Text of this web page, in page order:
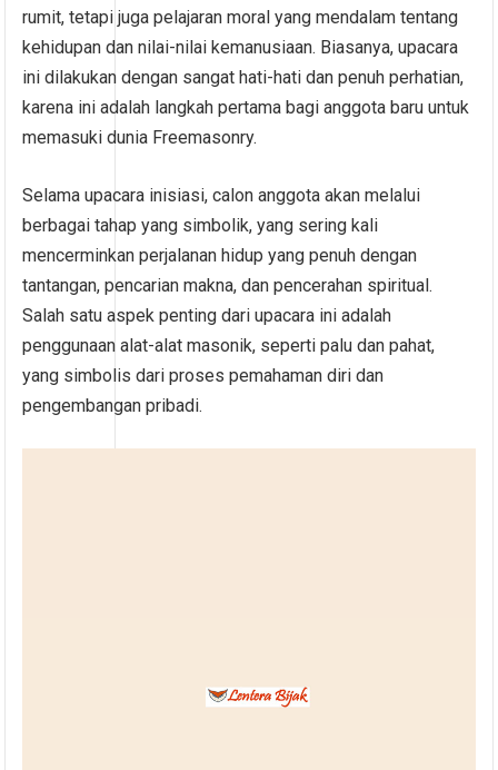
rumit, tetapi juga pelajaran moral yang mendalam tentang
kehidupan dan nilai-nilai kemanusiaan. Biasanya, upacara
ini dilakukan dengan sangat hati-hati dan penuh perhatian,
karena ini adalah langkah pertama bagi anggota baru untuk
memasuki dunia Freemasonry.
Selama upacara inisiasi, calon anggota akan melalui
berbagai tahap yang simbolik, yang sering kali
mencerminkan perjalanan hidup yang penuh dengan
tantangan, pencarian makna, dan pencerahan spiritual.
Salah satu aspek penting dari upacara ini adalah
penggunaan alat-alat masonik, seperti palu dan pahat,
yang simbolis dari proses pemahaman diri dan
pengembangan pribadi.